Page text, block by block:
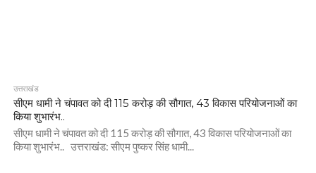
उत्तराखंड
सीएम धामी ने चंपावत को दी 115 करोड़ की सौगात, 43 विकास परियोजनाओं का
किया शुभारंभ..
सीएम धामी ने चंपावत को दी 115 करोड़ की सौगात, 43 विकास परियोजनाओं का
किया शुभारंभ.. उत्तराखंड: सीएम पुष्कर सिंह धामी...